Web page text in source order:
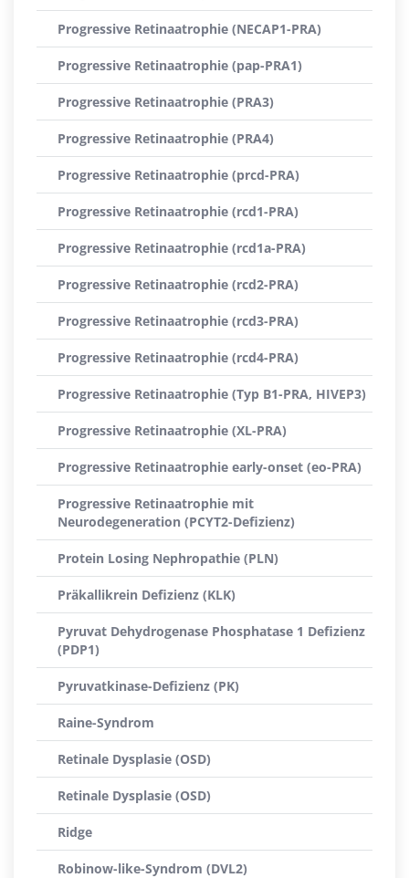
Progressive Retinaatrophie (NECAP1-PRA)
Progressive Retinaatrophie (pap-PRA1)
Progressive Retinaatrophie (PRA3)
Progressive Retinaatrophie (PRA4)
Progressive Retinaatrophie (prcd-PRA)
Progressive Retinaatrophie (rcd1-PRA)
Progressive Retinaatrophie (rcd1a-PRA)
Progressive Retinaatrophie (rcd2-PRA)
Progressive Retinaatrophie (rcd3-PRA)
Progressive Retinaatrophie (rcd4-PRA)
Progressive Retinaatrophie (Typ B1-PRA, HIVEP3)
Progressive Retinaatrophie (XL-PRA)
Progressive Retinaatrophie early-onset (eo-PRA)
Progressive Retinaatrophie mit
Neurodegeneration (PCYT2-Defizienz)
Protein Losing Nephropathie (PLN)
Präkallikrein Defizienz (KLK)
Pyruvat Dehydrogenase Phosphatase 1 Defizienz
(PDP1)
Pyruvatkinase-Defizienz (PK)
Raine-Syndrom
Retinale Dysplasie (OSD)
Retinale Dysplasie (OSD)
Ridge
Robinow-like-Syndrom (DVL2)